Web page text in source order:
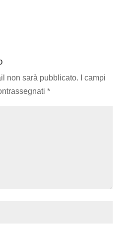
non sarà pubblicato.
I campi
*